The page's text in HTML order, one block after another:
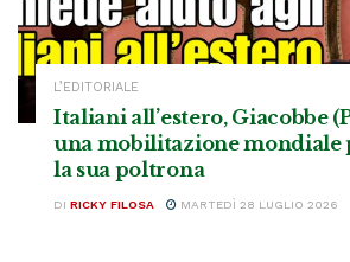
L’EDITORIALE
Italiani all’estero, Giacobbe
una mobilitazione mondiale
la sua poltrona
DI RICKY FILOSA MARTEDÌ 28 LUGLIO 2026